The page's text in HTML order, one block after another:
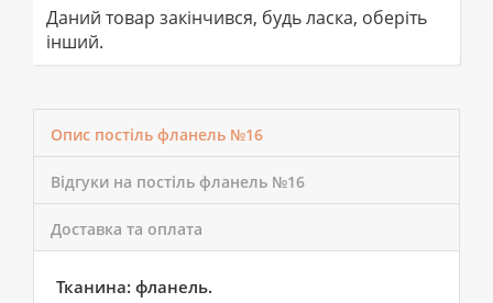
Даний товар закінчився, будь ласка, оберіть
інший.
Опис постіль фланель №16
Відгуки на постіль фланель №16
Доставка та оплата
Тканина: фланель.